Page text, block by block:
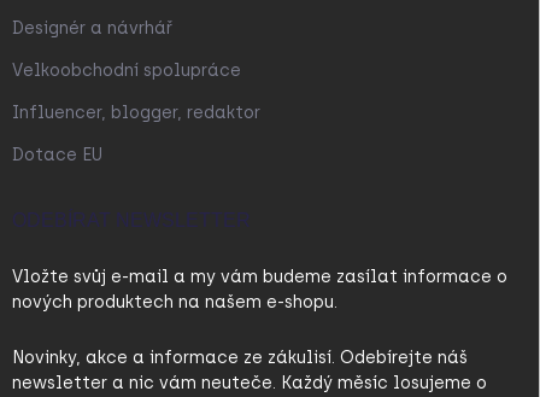
Designér a návrhář
Velkoobchodní spolupráce
Influencer, blogger, redaktor
Dotace EU
ODEBÍRAT NEWSLETTER
Vložte svůj e-mail a my vám budeme zasílat informace o
nových produktech na našem e-shopu.
Novinky, akce a informace ze zákulisí. Odebírejte náš
newsletter a nic vám neuteče. Každý měsíc losujeme o